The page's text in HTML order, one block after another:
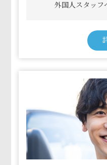
外国人スタッフ